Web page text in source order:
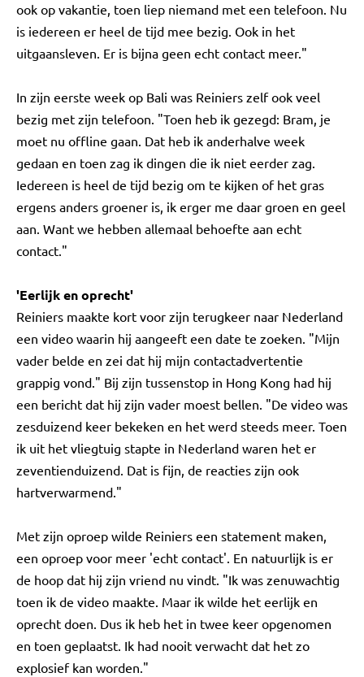
ook op vakantie, toen liep niemand met een telefoon. Nu
is iedereen er heel de tijd mee bezig. Ook in het
uitgaansleven. Er is bijna geen echt contact meer."
In zijn eerste week op Bali was Reiniers zelf ook veel
bezig met zijn telefoon. "Toen heb ik gezegd: Bram, je
moet nu offline gaan. Dat heb ik anderhalve week
gedaan en toen zag ik dingen die ik niet eerder zag.
Iedereen is heel de tijd bezig om te kijken of het gras
ergens anders groener is, ik erger me daar groen en geel
aan. Want we hebben allemaal behoefte aan echt
contact."
'Eerlijk en oprecht'
Reiniers maakte kort voor zijn terugkeer naar Nederland
een video waarin hij aangeeft een date te zoeken. "Mijn
vader belde en zei dat hij mijn contactadvertentie
grappig vond." Bij zijn tussenstop in Hong Kong had hij
een bericht dat hij zijn vader moest bellen. "De video was
zesduizend keer bekeken en het werd steeds meer. Toen
ik uit het vliegtuig stapte in Nederland waren het er
zeventienduizend. Dat is fijn, de reacties zijn ook
hartverwarmend."
Met zijn oproep wilde Reiniers een statement maken,
een oproep voor meer 'echt contact'. En natuurlijk is er
de hoop dat hij zijn vriend nu vindt. "Ik was zenuwachtig
toen ik de video maakte. Maar ik wilde het eerlijk en
oprecht doen. Dus ik heb het in twee keer opgenomen
en toen geplaatst. Ik had nooit verwacht dat het zo
explosief kan worden."